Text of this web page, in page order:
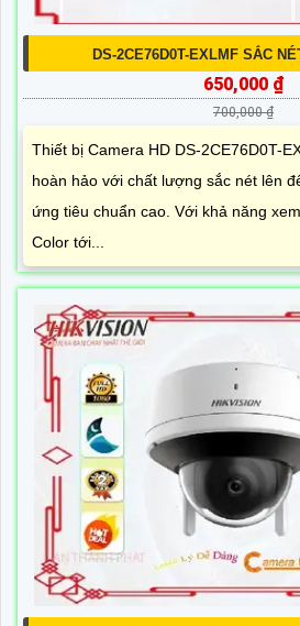
DS-2CE76D0T-EXLMF SẮC
650,000 ₫
700,000 ₫
Thiết bị Camera HD DS-2CE76D0T-
hoàn hảo với chất lượng sắc nét lên
ứng tiêu chuẩn cao. Với khả năng
Color tới...